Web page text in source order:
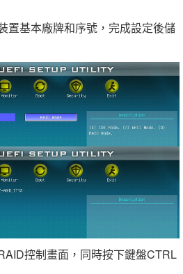
置基本廠牌和序號，完成設定後儲
控制畫面，同時按下鍵盤CTRL